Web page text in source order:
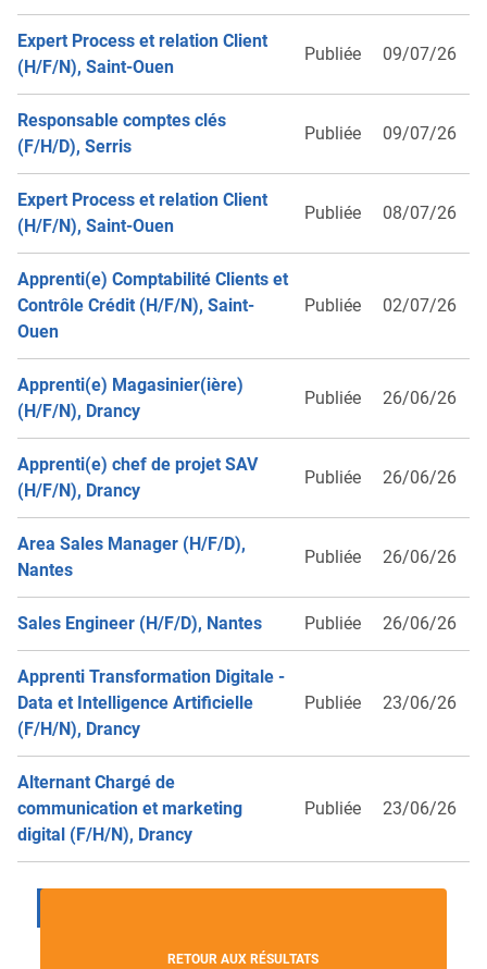
Expert Process et relation Client
(H/F/N), Saint-Ouen
Publiée 09/07/26
Responsable comptes clés
(F/H/D), Serris
Publiée 09/07/26
Expert Process et relation Client
(H/F/N), Saint-Ouen
Publiée 08/07/26
Apprenti(e) Comptabilité Clients et
Contrôle Crédit (H/F/N), Saint-
Ouen
Publiée 02/07/26
Apprenti(e) Magasinier(ière)
(H/F/N), Drancy
Publiée 26/06/26
Apprenti(e) chef de projet SAV
(H/F/N), Drancy
Publiée 26/06/26
Area Sales Manager (H/F/D),
Nantes
Publiée 26/06/26
Sales Engineer (H/F/D), Nantes Publiée 26/06/26
Apprenti Transformation Digitale -
Data et Intelligence Artificielle
(F/H/N), Drancy
Publiée 23/06/26
Alternant Chargé de
communication et marketing
digital (F/H/N), Drancy
Publiée 23/06/26
RETOUR AUX RÉSULTATS